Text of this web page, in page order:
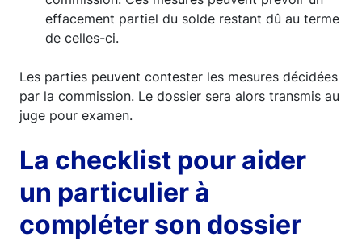
effacement partiel du solde restant dû au terme
de celles-ci.
Les parties peuvent contester les mesures décidées
par la commission. Le dossier sera alors transmis au
juge pour examen.
La checklist pour aider
un particulier à
compléter son dossier